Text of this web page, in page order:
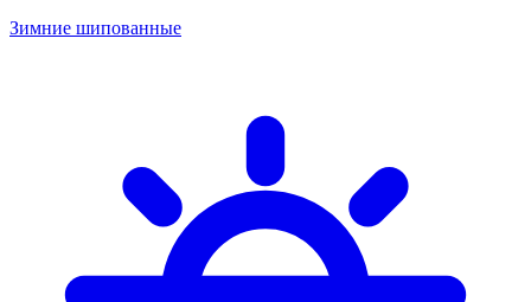
Зимние шипованные